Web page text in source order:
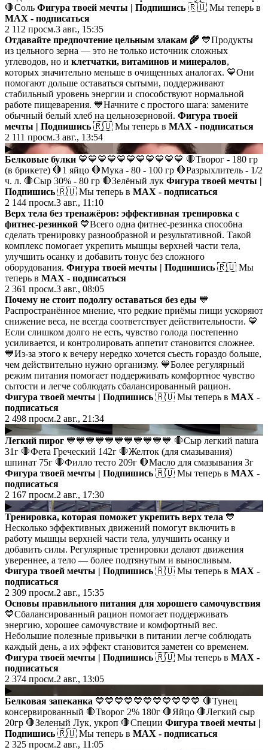
🛑Соль Фигура твоей мечты | Подпишись 🇷🇺 Мы теперь в
MAX - подписаться
2 112 просм.3 авг., 15:35
Отдавайте предпочтение цельным злакам 🌾 💙Продукты
из цельного зерна — это не только источник сложных
углеводов, но и клетчатки, витаминов и минералов,
которых значительно меньше в очищенных аналогах. 💙Они
помогают дольше оставаться сытыми, поддерживают
стабильный уровень энергии и способствуют нормальной
работе пищеварения. 💙Начните с простого шага: замените
обычный белый хлеб на цельнозерновой. Фигура твоей
мечты | Подпишись 🇷🇺 Мы теперь в MAX - подписаться
2 111 просм.3 авг., 13:54
▶
Белковые булки 💙💙💙💙💙💙💙💙💙💙💙 🛑Творог - 180 гр
(в брикете) 🛑1 яйцо 🛑Мука - 80 - 100 гр 🛑Разрыхлитель - 1/2
ч. л. 🛑Сыр 30% - 80 гр 🛑Зелёный лук Фигура твоей мечты |
Подпишись 🇷🇺 Мы теперь в MAX - подписаться
2 144 просм.3 авг., 11:10
Верх тела без тренажёров: эффективная тренировка с
фитнес-резинкой 💙Всего одна фитнес-резинка способна
сделать тренировку разнообразной и результативной. Такой
комплекс помогает укрепить мышцы верхней части тела,
улучшить осанку и добавить тонус без сложного
оборудования. Фигура твоей мечты | Подпишись 🇷🇺 Мы
теперь в MAX - подписаться
2 361 просм.3 авг., 08:05
Почему не стоит подолгу оставаться без еды 💙
Распространённое мнение, что редкие приёмы пищи ускоряют
снижение веса, не всегда соответствует действительности. 💙
Если слишком долго не есть, чувство голода постепенно
усиливается, и контролировать аппетит становится сложнее.
💙Из-за этого к вечеру нередко хочется съесть гораздо больше,
чем действительно нужно организму. 💙Более регулярный
режим питания помогает поддерживать комфортное чувство
сытости и легче соблюдать сбалансированный рацион.
Фигура твоей мечты | Подпишись 🇷🇺 Мы теперь в MAX -
подписаться
2 498 просм.2 авг., 21:34
▶
Легкий пирог 💙💙💙💙💙💙💙💙💙💙💙 🛑Сыр легкий natura
31г 🛑Фета Греческий 142г 🛑Желток (для смазывания)
шпинат 75г 🛑Филло тесто 209г 🛑Масло для смазывания 3г
Фигура твоей мечты | Подпишись 🇷🇺 Мы теперь в MAX -
подписаться
2 167 просм.2 авг., 17:30
▶
Тренировка, которая поможет укрепить верх тела 💙
Несколько эффективных движений помогут включить в
работу мышцы верхней части тела, улучшить осанку и
добавить силы. Регулярные тренировки делают движения
увереннее, а тело — более подтянутым и выносливым.
Фигура твоей мечты | Подпишись 🇷🇺 Мы теперь в MAX -
подписаться
2 309 просм.2 авг., 15:35
Основы правильного питания для хорошего самочувствия
💙Сбалансированный рацион помогает поддерживать
энергию, хорошее самочувствие и комфортный вес.
Небольшие полезные привычки в питании легче соблюдать
каждый день, а их эффект становится заметен со временем.
Фигура твоей мечты | Подпишись 🇷🇺 Мы теперь в MAX -
подписаться
2 374 просм.2 авг., 13:05
▶
Белковая запеканка 💙💙💙💙💙💙💙💙💙💙💙 🛑Тунец
консервированный 🛑Творог 2% 180г 🛑Яйцо 🛑Легкий сыр
20гр 🛑Зеленый Лук, укроп 🛑Специи Фигура твоей мечты |
Подпишись 🇷🇺 Мы теперь в MAX - подписаться
2 325 просм.2 авг., 11:05